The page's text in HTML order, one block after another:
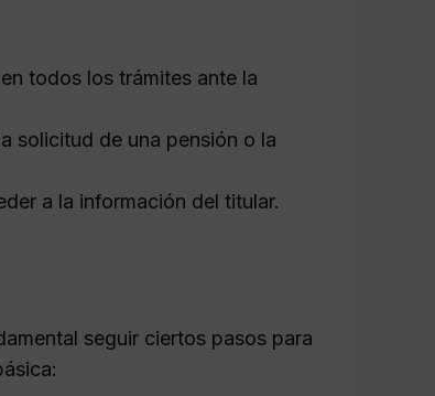
todos los trámites ante la
solicitud de una pensión o la
a la información del titular.
seguir ciertos pasos para